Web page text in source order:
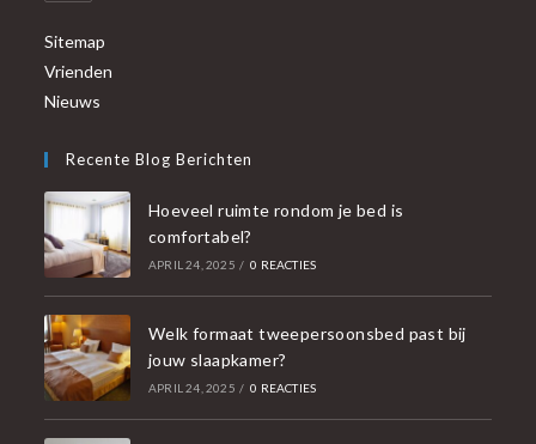
Sitemap
Vrienden
Nieuws
Recente Blog Berichten
Hoeveel ruimte rondom je bed is
comfortabel?
APRIL 24, 2025 / 0 REACTIES
Welk formaat tweepersoonsbed past bij
jouw slaapkamer?
APRIL 24, 2025 / 0 REACTIES